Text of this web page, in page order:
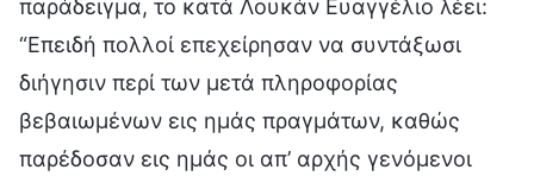
παράδειγμα, το κατά Λουκάν Ευαγγέλιο λέει:
“Επειδή πολλοί επεχείρησαν να συντάξωσι
διήγησιν περί των μετά πληροφορίας
βεβαιωμένων εις ημάς πραγμάτων, καθώς
παρέδοσαν εις ημάς οι απ’ αρχής γενόμενοι